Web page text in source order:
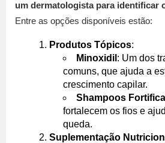
um dermatologista para identificar
Entre as opções disponíveis estão:
Produtos Tópicos:
Minoxidil : Um dos
comuns, que ajuda a
crescimento capilar.
Shampoos
fortalecem os fios e
queda.
Suplementação